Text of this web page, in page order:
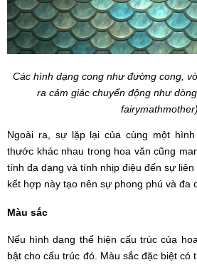
Các hình dạng cong như đường cong,
ra cảm giác chuyển động như
fairymathmother)
Ngoài ra, sự lặp lại của cùng một
thước khác nhau trong hoa văn cũng
tính đa dạng và tính nhịp điệu đến sự
kết hợp này tạo nên sự phong phú và đa
Màu sắc
Nếu hình dạng thể hiện cấu trúc của
bật cho cấu trúc đó. Màu sắc đặc biệt có